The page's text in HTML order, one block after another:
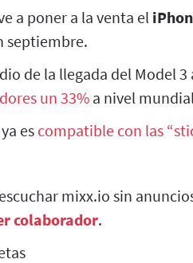
a poner a la venta el
septiembre.
de la llegada del Model 3
un 33%a nivel
ya es compatible con las
escuchar mixx.io sin
colaborador.